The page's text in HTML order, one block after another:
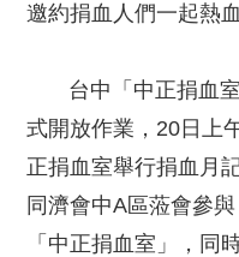
邀約捐血人們一起熱
台中「中正捐血室
式開放作業，20日上
正捐血室舉行捐血月
同濟會中A區蒞會參
「中正捐血室」，同